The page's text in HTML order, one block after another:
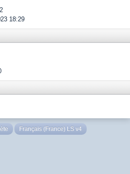
18:29
Français (France) LS v4